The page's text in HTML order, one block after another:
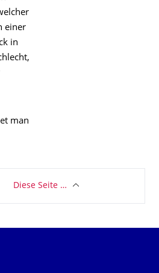
einer
in
man
Diese Seite …